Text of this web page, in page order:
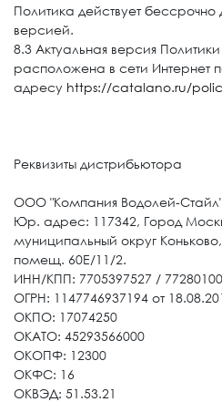
Политика действует
версией.
8.3 Актуальная версия
расположена в сети Интернет
адресу https://catalano.ru/
Реквизиты дистрибьютора
ООО "Компания Водолей-Стайл"
Юр. адрес: 117342, Город
муниципальный округ
помещ. 60Е/11/2.
ИНН/КПП: 7705397527 /
ОГРН: 1147746937194 от
ОКПО: 17074250
ОКАТО: 45293566000
ОКОПФ: 12300
ОКФС: 16
ОКВЭД: 51.53.21